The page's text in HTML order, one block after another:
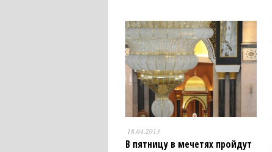
18.04.2013
В пятницу в мечетях пройдут